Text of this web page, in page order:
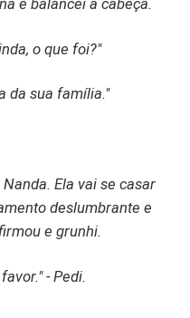
o que foi?"
da sua família."
Ela vai se casar
deslumbrante e
e grunhi.
- Pedi.